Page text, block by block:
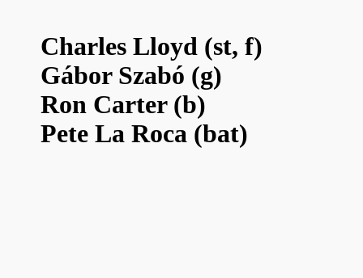
Charles Lloyd (st, f)
Gábor Szabó (g)
Ron Carter (b)
Pete La Roca (bat)